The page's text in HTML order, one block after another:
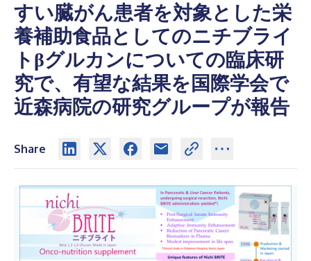
すい臓がん患者を対象とした栄
養補助食品としてのニチブライ
トβグルカンについての臨床研
究で、有望な結果を国際学会で
近森病院の研究グループが報告
Share